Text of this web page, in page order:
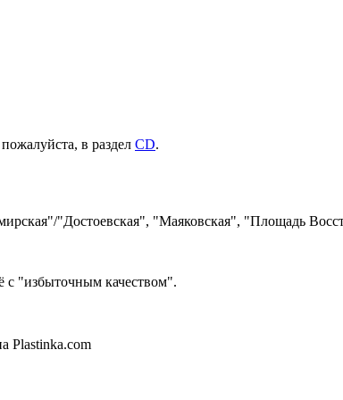
в раздел CD.
"Достоевская", "Маяковская", "Площадь
с "избыточным качеством".
Plastinka.com